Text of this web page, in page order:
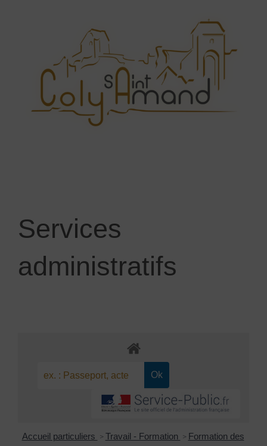
Services
administratifs
Accueil particuliers > Travail - Formation > Formation des